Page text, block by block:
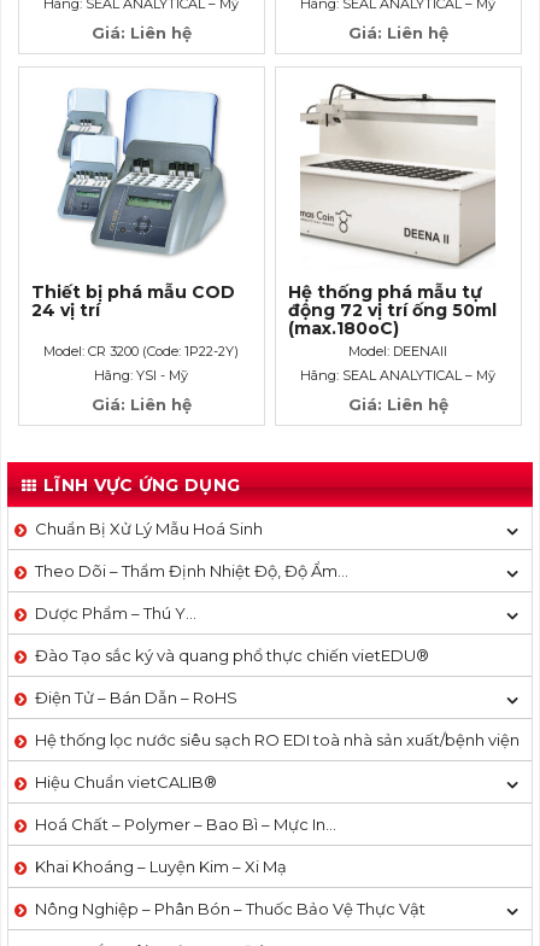
Hãng: SEAL ANALYTICAL – Mỹ
Giá: Liên hệ
Hãng: SEAL ANALYTICAL – Mỹ
Giá: Liên hệ
Thiết bị phá mẫu COD
24 vị trí
Model: CR 3200 (Code: 1P22-2Y)
Hãng: YSI - Mỹ
Giá: Liên hệ
Hệ thống phá mẫu tự
động 72 vị trí ống 50ml
(max.180oC)
Model: DEENAII
Hãng: SEAL ANALYTICAL – Mỹ
Giá: Liên hệ
LĨNH VỰC ỨNG DỤNG
Chuẩn Bị Xử Lý Mẫu Hoá Sinh
Theo Dõi – Thẩm Định Nhiệt Độ, Độ Ẩm…
Dược Phẩm – Thú Y…
Đào Tạo sắc ký và quang phổ thực chiến vietEDU®
Điện Tử – Bán Dẫn – RoHS
Hệ thống lọc nước siêu sạch RO EDI​​ toà nhà sản xuất/bệnh viện
Hiệu Chuẩn vietCALIB®
Hoá Chất – Polymer – Bao Bì – Mực In…
Khai Khoáng – Luyện Kim – Xi Mạ
Nông Nghiệp – Phân Bón – Thuốc Bảo Vệ Thực Vật